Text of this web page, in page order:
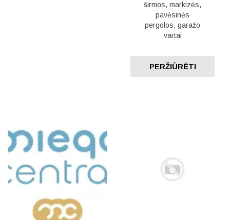
širmos, markizės,
pavėsinės
pergolos, garažo
vartai
PERŽIŪRĖTI